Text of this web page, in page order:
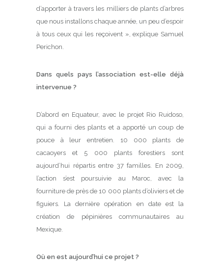
d’apporter à travers les milliers de plants d’arbres
que nous installons chaque année, un peu d’espoir
à tous ceux qui les reçoivent », explique Samuel
Perichon.
Dans quels pays l’association est-elle déjà
intervenue ?
D’abord en Equateur, avec le projet Rio Ruidoso,
qui a fourni des plants et a apporté un coup de
pouce à leur entretien. 10 000 plants de
cacaoyers et 5 000 plants forestiers sont
aujourd’hui répartis entre 37 familles. En 2009,
l’action s’est poursuivie au Maroc, avec la
fourniture de près de 10 000 plants d’oliviers et de
figuiers. La dernière opération en date est la
création de pépinières communautaires au
Mexique.
Où en est aujourd’hui ce projet ?